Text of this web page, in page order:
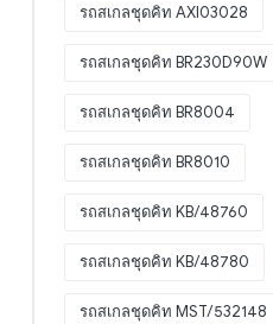
รถสเกลชุดคิท AXI03028
รถสเกลชุดคิท BR230D90W
รถสเกลชุดคิท BR8004
รถสเกลชุดคิท BR8010
รถสเกลชุดคิท KB/48760
รถสเกลชุดคิท KB/48780
รถสเกลชุดคิท MST/532148